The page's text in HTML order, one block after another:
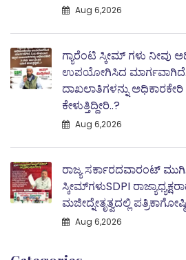
Aug 6,2026
ಗ್ಯಾರೆಂಟಿ ಸ್ಕೀಮ್ ಗಳು ನೀವು
ಉಪಯೋಗಿಸಿದ ಮಾರ್ಗವಾಗಿದೆ.
ದಾಖಲಾತಿಗಳನ್ನು
ಕೇಳುತ್ತಿದ್ದೀರಿ..?
Aug 6,2026
ರಾಜ್ಯ ಸರ್ಕಾರದವಾರಂಟ್
ಸ್ಕೀಮ್‌ಗಳುSDPI
ಮಜೀದ್ನೇತೃತ್ವದಲ್ಲಿ ಪತ್ರಿಕಾಗೋಷ್ಠಿ
Aug 6,2026